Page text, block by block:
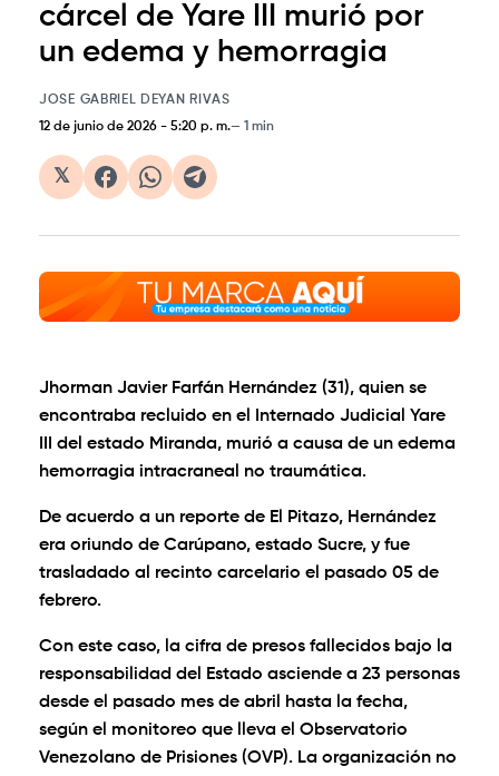
cárcel de Yare III murió por
un edema y hemorragia
JOSE GABRIEL DEYAN RIVAS
12 de junio de 2026 - 5:20 p. m. 1 min
𝕏
Jhorman Javier Farfán Hernández (31), quien se
encontraba recluido en el Internado Judicial Yare
III del estado Miranda, murió a causa de un edema
hemorragia intracraneal no traumática.
De acuerdo a un reporte de El Pitazo, Hernández
era oriundo de Carúpano, estado Sucre, y fue
trasladado al recinto carcelario el pasado 05 de
febrero.
Con este caso, la cifra de presos fallecidos bajo la
responsabilidad del Estado asciende a 23 personas
desde el pasado mes de abril hasta la fecha,
según el monitoreo que lleva el Observatorio
Venezolano de Prisiones (OVP). La organización no